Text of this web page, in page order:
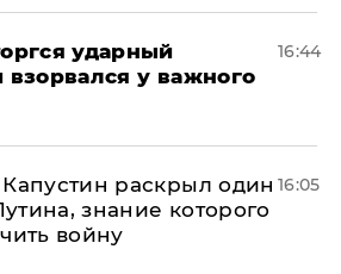
ударный
взорвался у важного
16:44
раскрыл один
знание которого
войну
16:05